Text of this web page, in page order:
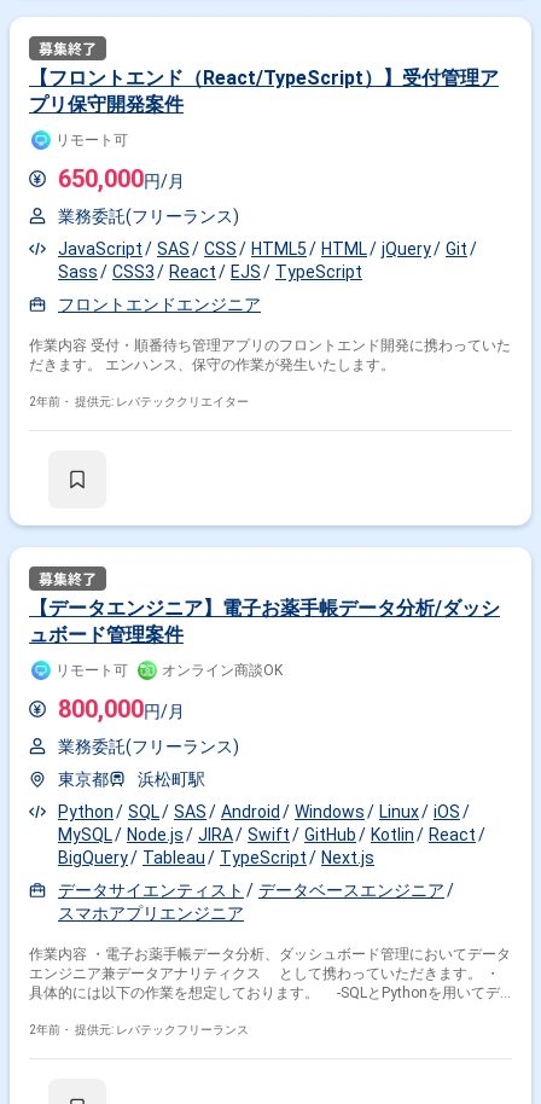
【フロントエンド（React/TypeScript）】受付管理ア
プリ保守開発案件
リモート可
650,000円/月
業務委託(フリーランス)
JavaScript
SAS CSS HTML5 HTML jQuery
Git
Sass
CSS3 React EJS
TypeScript
フロントエンドエンジニア
作業内容 受付・順番待ち管理アプリのフロントエンド開発に携わっていた
だきます。 エンハンス、保守の作業が発生いたします。
2年前・ 提供元: レバテッククリエイター
【データエンジニア】電子お薬手帳データ分析/ダッシ
ュボード管理案件
リモート可 オンライン商談OK
800,000円/月
業務委託(フリーランス)
東京都
浜松町駅
Python
SQL SAS Android Windows Linux
iOS
MySQL
Node.js JIRA Swift GitHub Kotlin
React
BigQuery
Tableau TypeScript
Next.js
データサイエンティスト
データベースエンジニア
スマホアプリエンジニア
作業内容 ・電子お薬手帳データ分析、ダッシュボード管理においてデータ
エンジニア兼データアナリティクス として携わっていただきます。 ・
具体的には以下の作業を想定しております。 -SQLとPythonを用いてデ
マスタデータ -クライアント向けのダッシュボード -ダッシュボード、
2年前・ 提供元: レバテックフリーランス